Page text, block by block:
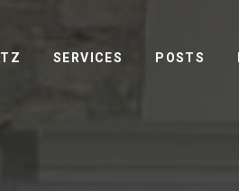
SERVICES POSTS